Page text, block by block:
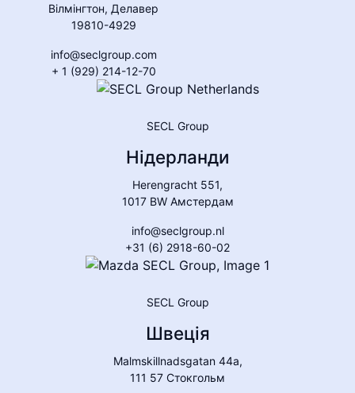
Вілмінгтон, Делавер
19810-4929
info@seclgroup.com
+ 1 (929) 214-12-70
SECL Group
Нідерланди
Herengracht 551,
1017 BW Амстердам
info@seclgroup.nl
+31 (6) 2918-60-02
SECL Group
Швеція
Malmskillnadsgatan 44a,
111 57 Стокгольм